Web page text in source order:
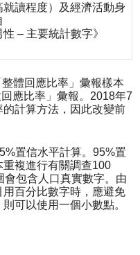
讀程度）及經濟活動身
– 主要統計數字》
體回應比率」彙報樣本
應比率」彙報。2018年7
計算方法，因此改變前
置信水平計算。95%置
複進行有關調查100
包含人口真實數字。由
百分比數字時，應避免
可以使用一個小數點。